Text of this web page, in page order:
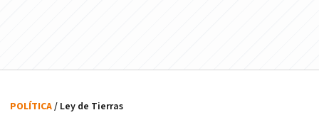
POLÍTICA/ Ley de Tierras